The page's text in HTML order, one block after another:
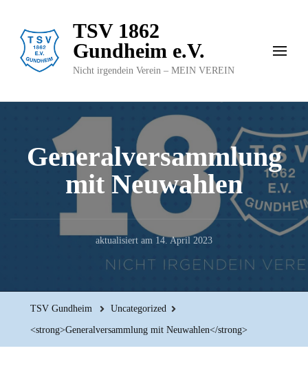
TSV 1862
Gundheim e.V.
Nicht irgendein Verein – MEIN VEREIN
Generalversammlung
mit Neuwahlen
aktualisiert am 14. April 2023
TSV Gundheim Uncategorized
<strong>Generalversammlung mit Neuwahlen</strong>